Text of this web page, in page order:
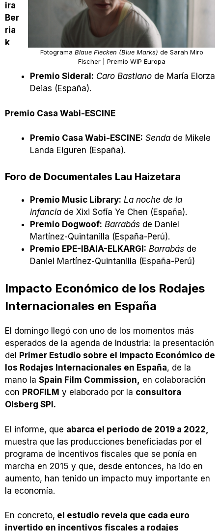
Fotograma Blaue Flecken (Blue Marks) de Sarah Miro
Fischer | Premio WIP Europa
ira
Ber
ria
k
Premio Sideral: Caro Bastiano de María Elorza
Deias (España).
Premio Casa Wabi-ESCINE
Premio Casa Wabi-ESCINE: Senda de Mikele
Landa Eiguren (España).
Foro de Documentales Lau Haizetara
Premio Music Library: La noche de la
infancia de Xixi Sofía Ye Chen (España).
Premio Dogwoof: Barrabás de Daniel
Martínez-Quintanilla (España-Perú).
Premio EPE-IBAIA-ELKARGI: Barrabás de
Daniel Martínez-Quintanilla (España-Perú)
Impacto Económico de los Rodajes
Internacionales en España
El domingo llegó con uno de los momentos más
esperados de la agenda de Industria: la presentación
del
Primer Estudio sobre el Impacto Económico de
los Rodajes Internacionales en España, de la
mano la Spain Film Commission, en colaboración
con PROFILM y elaborado por la consultora
Olsberg SPI.
El informe, que abarca el periodo de 2019 a 2022,
muestra que las producciones beneficiadas por el
programa de incentivos fiscales que se ponía en
marcha en 2015 y que, desde entonces, ha ido en
aumento, han tenido un impacto muy importante en
la economía.
En concreto, el estudio revela que cada euro
invertido en incentivos fiscales a rodajes